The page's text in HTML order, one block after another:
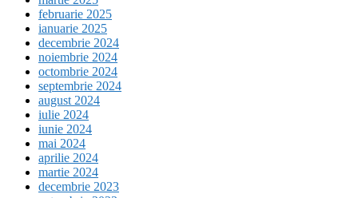
februarie 2025
ianuarie 2025
decembrie 2024
noiembrie 2024
octombrie 2024
septembrie 2024
august 2024
iulie 2024
iunie 2024
mai 2024
aprilie 2024
martie 2024
decembrie 2023